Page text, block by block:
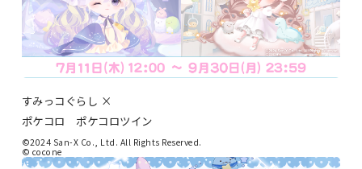
すみっコぐらし ×
ポケコロ ポケコロツイン
©2024 San-X Co., Ltd. All Rights Reserved.
© cocone